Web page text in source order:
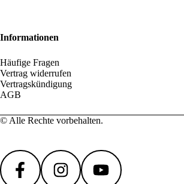
Informationen
Häufige Fragen
Vertrag widerrufen
Vertragskündigung
AGB
© Alle Rechte vorbehalten.